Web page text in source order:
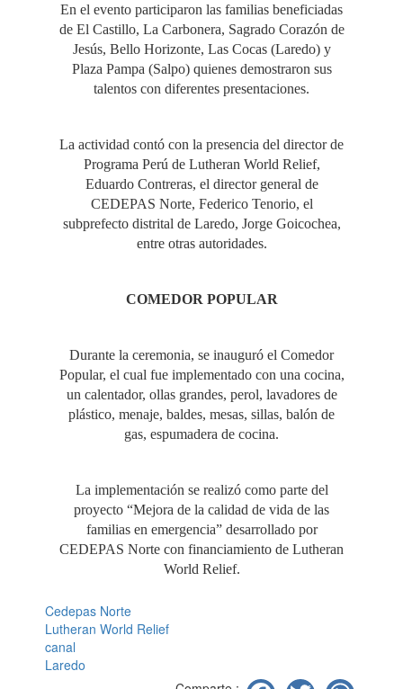
En el evento participaron las familias beneficiadas
de El Castillo, La Carbonera, Sagrado Corazón de
Jesús, Bello Horizonte, Las Cocas (Laredo) y
Plaza Pampa (Salpo) quienes demostraron sus
talentos con diferentes presentaciones.
La actividad contó con la presencia del director de
Programa Perú de Lutheran World Relief,
Eduardo Contreras, el director general de
CEDEPAS Norte, Federico Tenorio, el
subprefecto distrital de Laredo, Jorge Goicochea,
entre otras autoridades.
COMEDOR POPULAR
Durante la ceremonia, se inauguró el Comedor
Popular, el cual fue implementado con una cocina,
un calentador, ollas grandes, perol, lavadores de
plástico, menaje, baldes, mesas, sillas, balón de
gas, espumadera de cocina.
La implementación se realizó como parte del
proyecto “Mejora de la calidad de vida de las
familias en emergencia” desarrollado por
CEDEPAS Norte con financiamiento de Lutheran
World Relief.
Cedepas Norte
Lutheran World Relief
canal
Laredo